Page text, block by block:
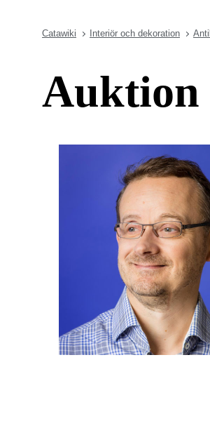
Catawiki Interiör och dekoration
Auktion